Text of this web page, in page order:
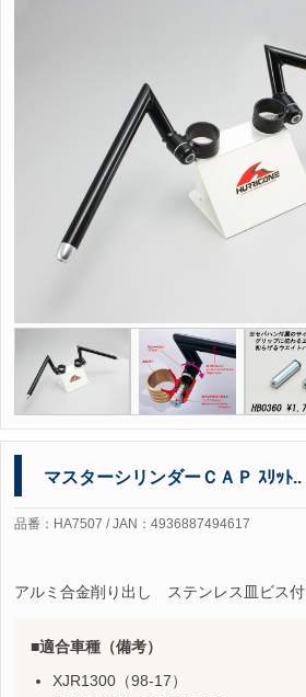
マスターシリンダーＣＡＰ ｽﾘｯﾄ..
品番：HA7507 / JAN：4936887494617
アルミ合金削り出し ステンレス皿ビス付
適合車種（備考）
XJR1300（98-17）